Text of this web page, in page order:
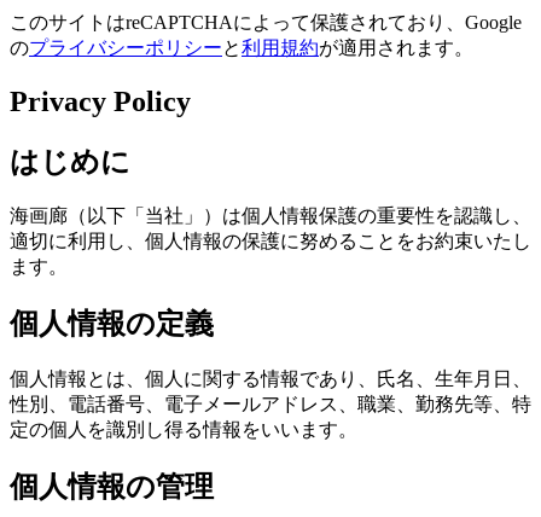
このサイトはreCAPTCHAによって保護されており、Google
のプライバシーポリシーと利用規約が適用されます。
Privacy Policy
はじめに
海画廊（以下「当社」）は個人情報保護の重要性を認識し、
適切に利用し、個人情報の保護に努めることをお約束いたし
ます。
個人情報の定義
個人情報とは、個人に関する情報であり、氏名、生年月日、
性別、電話番号、電子メールアドレス、職業、勤務先等、特
定の個人を識別し得る情報をいいます。
個人情報の管理